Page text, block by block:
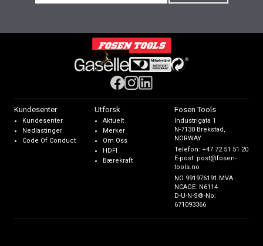
Kundesenter
Kundesenter
Nedlastinger
Code Of Conduct
Utforsk
Aktuelt
Merker
Om Oss
HDFI
Bærekraft
Fosen Tools
Industrigata 1
N-7130 Brekstad,
NORWAY
Telefon:+47 72 51 51 20
E-post: post@fosen-
tools.no
NO 991976191 MVA
NCAGE: N6114
D-U-N-S®-No:
671093366